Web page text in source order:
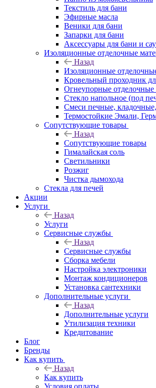
Текстиль для бани
Эфирные масла
Веники для бани
Запарки для бани
Аксессуары для бани и
Изоляционные отделочные
Назад
Изоляционные
Кровельный проходник
Огнеупорные отделочные
Стекло напольное (под
Смеси печные,
Термостойкие Эмали,
Сопутствующие товары
Назад
Сопутствующие товары
Гималайская соль
Светильники
Розжиг
Чистка дымохода
Стекла для печей
Акции
Услуги
Назад
Услуги
Сервисные службы
Назад
Сервисные службы
Сборка мебели
Настройка электроники
Монтаж кондиционеров
Установка сантехники
Дополнительные услуги
Назад
Дополнительные услуги
Утилизация техники
Кредитование
Блог
Бренды
Как купить
Назад
Как купить
Условия оплаты